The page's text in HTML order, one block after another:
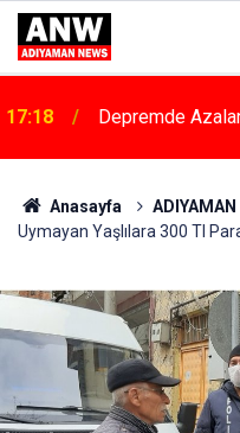
17:18 Depremde
Anasayfa ADIYAMAN
Uymayan Yaşlılara 300 Tl